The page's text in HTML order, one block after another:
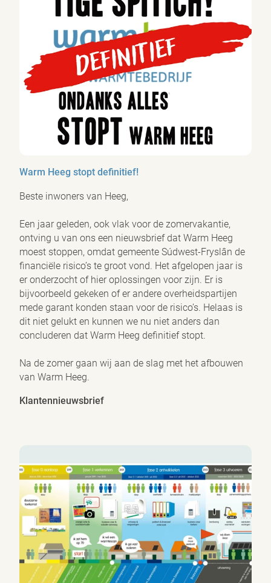
Warm Heeg stopt definitief!
Beste inwoners van Heeg,
Een jaar geleden, ook vlak voor de zomervakantie,
ontving u van ons een nieuwsbrief dat Warm Heeg
moest stoppen, omdat gemeente Súdwest-Fryslân de
financiële risico’s te groot vond. Het afgelopen jaar is
er onderzocht of hier oplossingen voor zijn. Er is
bijvoorbeeld gekeken of er andere overheidspartijen
mede garant konden staan voor de risico’s. Helaas is
dit niet gelukt en kunnen we nu niet anders dan
concluderen dat Warm Heeg definitief stopt.
Na de zomer gaan wij aan de slag met het afbouwen
van Warm Heeg.
Klantennieuwsbrief